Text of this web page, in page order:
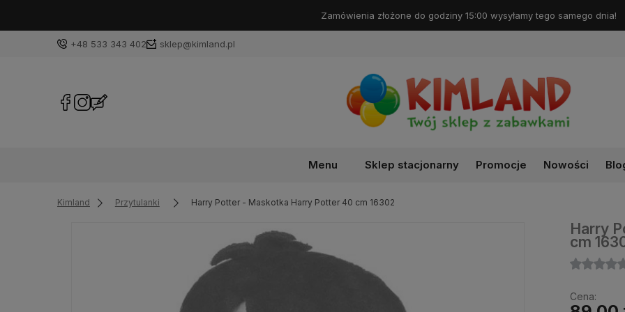
Darmowa dostawa od 99 zł!
+48 533 343 402 sklep@kimland.pl
Menu Sklep stacjonarny Promocje Nowości
Kimland Przytulanki Harry Potter - Maskotka Harry Potter 40 cm 16302
Harry
cm
Cena: